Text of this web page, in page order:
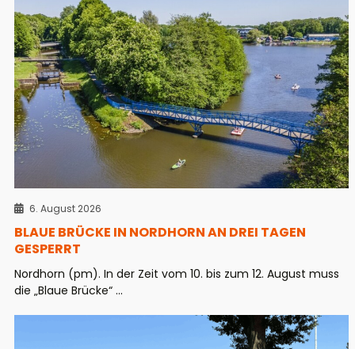
6. August 2026
BLAUE BRÜCKE IN NORDHORN AN DREI TAGEN
GESPERRT
Nordhorn (pm). In der Zeit vom 10. bis zum 12. August muss
die „Blaue Brücke“ ...